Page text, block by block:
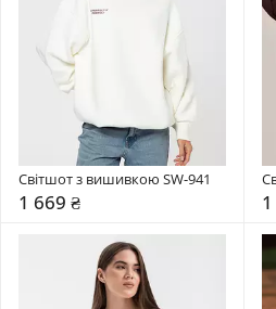
Світшот з вишивкою SW-941
1 669 ₴